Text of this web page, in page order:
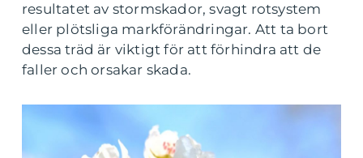
resultatet av stormskador, svagt rotsystem
eller plötsliga markförändringar. Att ta bort
dessa träd är viktigt för att förhindra att de
faller och orsakar skada.